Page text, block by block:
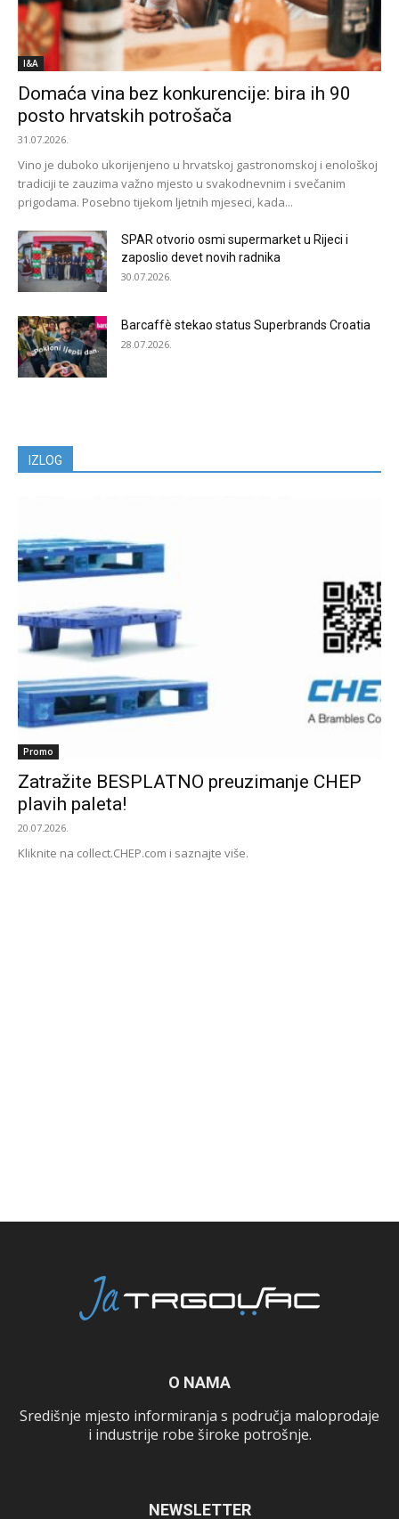
I&A
Domaća vina bez konkurencije: bira ih 90
posto hrvatskih potrošača
31.07.2026.
Vino je duboko ukorijenjeno u hrvatskoj gastronomskoj i enološkoj
tradiciji te zauzima važno mjesto u svakodnevnim i svečanim
prigodama. Posebno tijekom ljetnih mjeseci, kada...
SPAR otvorio osmi supermarket u Rijeci i
zaposlio devet novih radnika
30.07.2026.
Barcaffè stekao status Superbrands Croatia
28.07.2026.
IZLOG
Promo
Zatražite BESPLATNO preuzimanje CHEP
plavih paleta!
20.07.2026.
Kliknite na collect.CHEP.com i saznajte više.
O NAMA
Središnje mjesto informiranja s područja maloprodaje
i industrije robe široke potrošnje.
NEWSLETTER